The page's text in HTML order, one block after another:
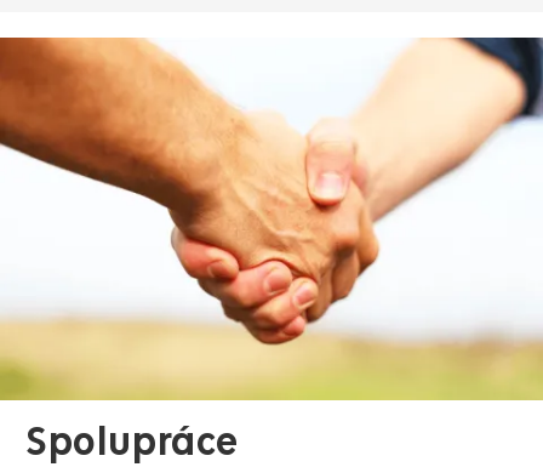
navigace
Spolupráce